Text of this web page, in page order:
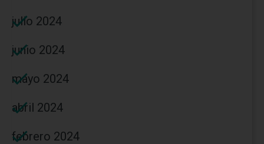
julio 2024
junio 2024
mayo 2024
abril 2024
febrero 2024